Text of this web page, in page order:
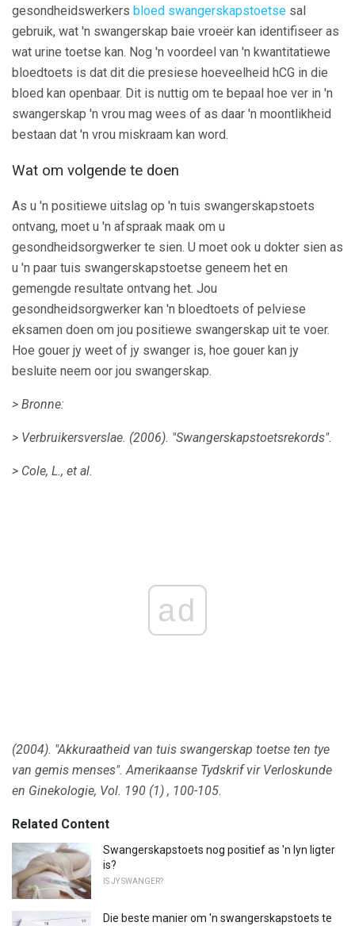
gesondheidswerkers bloed swangerskapstoetse sal
gebruik, wat 'n swangerskap baie vroeër kan identifiseer as
wat urine toetse kan. Nog 'n voordeel van 'n kwantitatiewe
bloedtoets is dat dit die presiese hoeveelheid hCG in die
bloed kan openbaar. Dit is nuttig om te bepaal hoe ver in 'n
swangerskap 'n vrou mag wees of as daar 'n moontlikheid
bestaan ​​dat 'n vrou miskraam kan word.
Wat om volgende te doen
As u 'n positiewe uitslag op 'n tuis swangerskapstoets
ontvang, moet u 'n afspraak maak om u
gesondheidsorgwerker te sien. U moet ook u dokter sien as
u 'n paar tuis swangerskapstoetse geneem het en
gemengde resultate ontvang het. Jou
gesondheidsorgwerker kan 'n bloedtoets of pelviese
eksamen doen om jou positiewe swangerskap uit te voer.
Hoe gouer jy weet of jy swanger is, hoe gouer kan jy
besluite neem oor jou swangerskap.
> Bronne:
> Verbruikersverslae. (2006). "Swangerskapstoetsrekords".
> Cole, L., et al.
ad
(2004). "Akkuraatheid van tuis swangerskap toetse ten tye
van gemis menses". Amerikaanse Tydskrif vir Verloskunde
en Ginekologie, Vol. 190 (1) , 100-105.
Related Content
Swangerskapstoets nog positief as 'n lyn ligter
is?
IS JY SWANGER?
Die beste manier om 'n swangerskapstoets te